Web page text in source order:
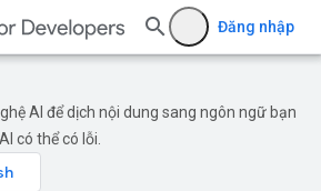
Đăng nhập
AI để dịch nội dung sang ngôn ngữ bạn
có thể có lỗi.